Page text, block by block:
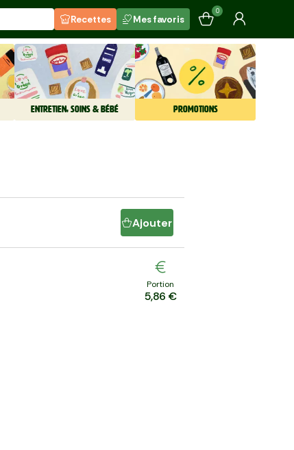
Recettes Mes favoris
0
ENTRETIEN, SOINS & BÉBÉ PROMOTIONS
Portion
5,86 €
Ajouter